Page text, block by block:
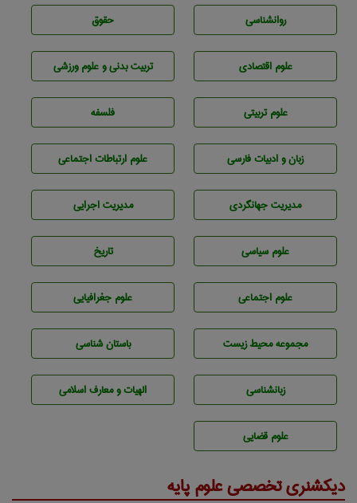
روانشناسی حقوق
علوم اقتصادی تربيت بدنی و علوم ورزشی
علوم تربيتی فلسفه
زبان و ادبيات فارسی علوم ارتباطات اجتماعی
مديريت جهانگردی مديريت اجرايی
علوم سياسی تاريخ
علوم اجتماعی علوم جغرافيايی
مجموعه محيط زيست باستان شناسی
زبانشناسی الهیات و معارف اسلامی
علوم قضایی
دیکشنری تخصصی علوم پایه